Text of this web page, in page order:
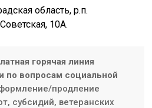
область, р.п.
10А.
горячая линия
вопросам социальной
продление
субсидий, ветеранских